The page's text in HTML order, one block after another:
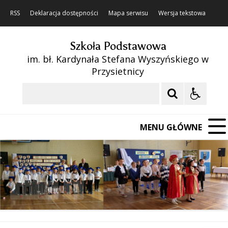
RSS Deklaracja dostępności Mapa serwisu Wersja tekstowa
Szkoła Podstawowa
im. bł. Kardynała Stefana Wyszyńskiego w
Przysietnicy
MENU GŁÓWNE
Poprzedni Element
Następny Element
❚❚